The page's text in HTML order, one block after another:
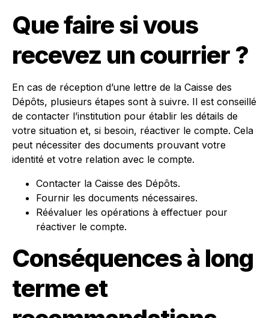
Que faire si vous
recevez un courrier ?
En cas de réception d’une lettre de la Caisse des
Dépôts, plusieurs étapes sont à suivre. Il est conseillé
de contacter l’institution pour établir les détails de
votre situation et, si besoin, réactiver le compte. Cela
peut nécessiter des documents prouvant votre
identité et votre relation avec le compte.
Contacter la Caisse des Dépôts.
Fournir les documents nécessaires.
Réévaluer les opérations à effectuer pour
réactiver le compte.
Conséquences à long
terme et